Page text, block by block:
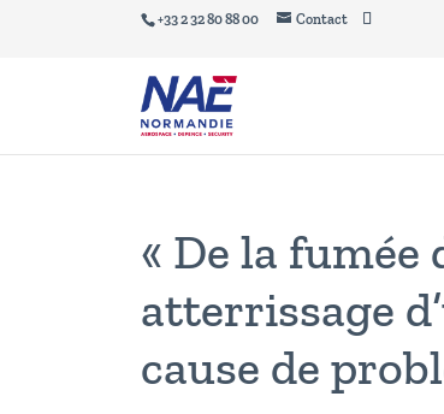
+33 2 32 80 88 00 Contact
« De la fumée
atterrissage
cause de